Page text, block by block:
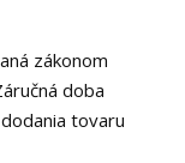
zákonom
doba
tovaru